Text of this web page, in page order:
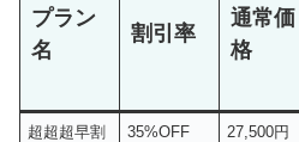
プラン
名
割引率
通常価
格
超超超早割 35%OFF 27,500円